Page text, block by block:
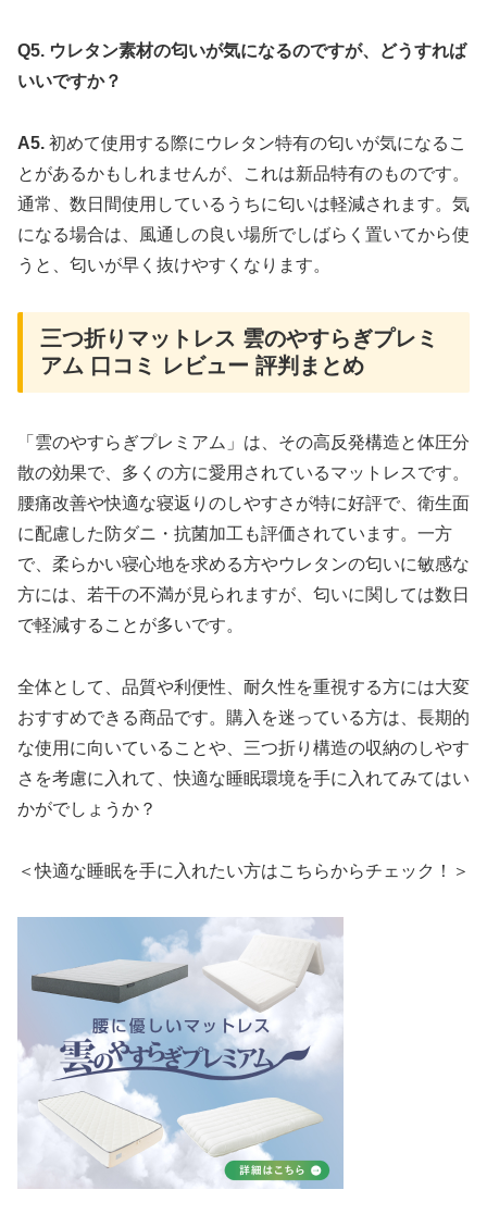
Q5. ウレタン素材の匂いが気になるのですが、どうすれば
いいですか？
A5. 初めて使用する際にウレタン特有の匂いが気になるこ
とがあるかもしれませんが、これは新品特有のものです。
通常、数日間使用しているうちに匂いは軽減されます。気
になる場合は、風通しの良い場所でしばらく置いてから使
うと、匂いが早く抜けやすくなります。
三つ折りマットレス 雲のやすらぎプレミ
アム 口コミ レビュー 評判まとめ
「雲のやすらぎプレミアム」は、その高反発構造と体圧分
散の効果で、多くの方に愛用されているマットレスです。
腰痛改善や快適な寝返りのしやすさが特に好評で、衛生面
に配慮した防ダニ・抗菌加工も評価されています。一方
で、柔らかい寝心地を求める方やウレタンの匂いに敏感な
方には、若干の不満が見られますが、匂いに関しては数日
で軽減することが多いです。
全体として、品質や利便性、耐久性を重視する方には大変
おすすめできる商品です。購入を迷っている方は、長期的
な使用に向いていることや、三つ折り構造の収納のしやす
さを考慮に入れて、快適な睡眠環境を手に入れてみてはい
かがでしょうか？
＜快適な睡眠を手に入れたい方はこちらからチェック！＞